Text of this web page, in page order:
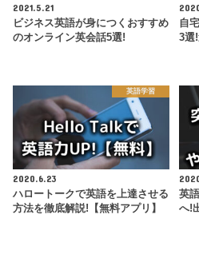
2021.5.21
ビジネス英語が身につくおすすめ
のオンライン英会話5選!
自
3選
英語学習
2020.6.23
ハロートークで英語を上達させる
方法を徹底解説!【無料アプリ】
英
へ!